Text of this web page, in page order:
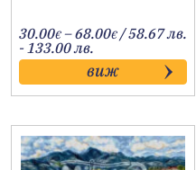
30.00€ –68.00€Price
range:
30.00€
through
68.00€
/ 58.67 лв.
- 133.00 лв.
виж